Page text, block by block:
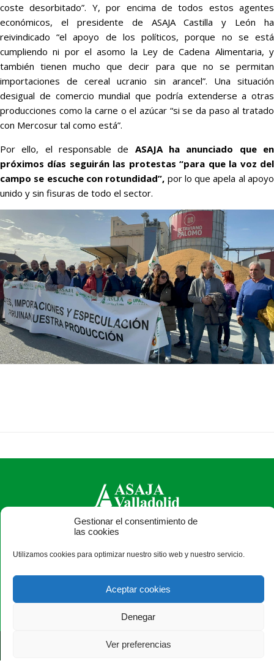
Gestionar el consentimiento de
las cookies
Utilizamos cookies para optimizar nuestro sitio web y nuestro servicio.
Aceptar cookies
Denegar
Ver preferencias
coste desorbitado”. Y, por encima de todos estos agentes
económicos, el presidente de ASAJA Castilla y León ha
reivindicado “el apoyo de los políticos, porque no se está
cumpliendo ni por el asomo la Ley de Cadena Alimentaria, y
también tienen mucho que decir para que no se permitan
importaciones de cereal ucranio sin arancel”. Una situación
desigual de comercio mundial que podría extenderse a otras
producciones como la carne o el azúcar “si se da paso al tratado
con Mercosur tal como está”.
Por ello, el responsable de ASAJA ha anunciado que en
próximos días seguirán las protestas “para que la voz del
campo se escuche con rotundidad”, por lo que apela al apoyo
unido y sin fisuras de todo el sector.
ASAJA Valladolid - Jóvenes Agricultores
Pza. Madrid, 4-3ª planta - 47001 Valladolid - España · Tel.:
asajavalladolid@asajavalladolid.com
© Aviso Legal | Xolido